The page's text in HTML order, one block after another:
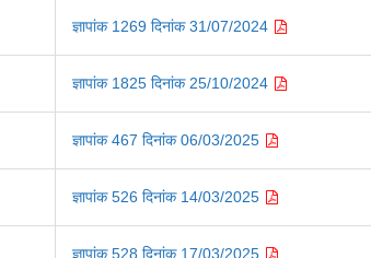
ज्ञापांक 1269 दिनांक 31/07/2024
ज्ञापांक 1825 दिनांक 25/10/2024
ज्ञापांक 467 दिनांक 06/03/2025
ज्ञापांक 526 दिनांक 14/03/2025
ज्ञापांक 528 दिनांक 17/03/2025